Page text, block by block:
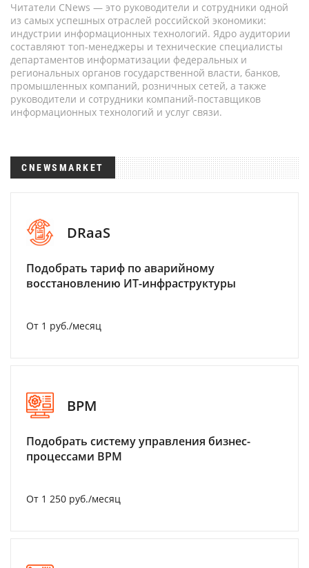
Читатели CNews — это руководители и сотрудники одной
из самых успешных отраслей российской экономики:
индустрии информационных технологий. Ядро аудитории
составляют топ-менеджеры и технические специалисты
департаментов информатизации федеральных и
региональных органов государственной власти, банков,
промышленных компаний, розничных сетей, а также
руководители и сотрудники компаний-поставщиков
информационных технологий и услуг связи.
CNEWSMARKET
DRaaS
Подобрать тариф по аварийному
восстановлению ИТ-инфраструктуры
От 1 руб./месяц
BPM
Подобрать систему управления бизнес-
процессами BPM
От 1 250 руб./месяц